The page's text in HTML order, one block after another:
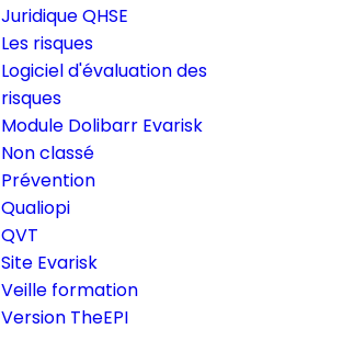
Juridique QHSE
Les risques
Logiciel d'évaluation des
risques
Module Dolibarr Evarisk
Non classé
Prévention
Qualiopi
QVT
Site Evarisk
Veille formation
Version TheEPI